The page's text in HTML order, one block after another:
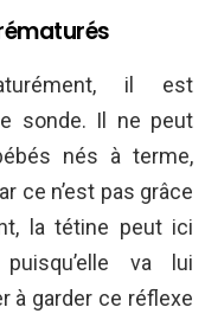
il est
sonde. Il ne peut
nés à terme,
ce n’est pas grâce
la tétine peut ici
va lui
à garder ce réflexe